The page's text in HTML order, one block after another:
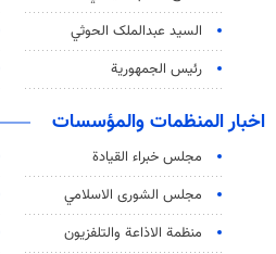
السید عبدالملک الحوثي
رئيس الجمهورية
اخبار المنظمات والمؤسسات
مجلس خبراء القيادة
مجلس الشورى الاسلامي
منظمة الاذاعة والتلفزیون